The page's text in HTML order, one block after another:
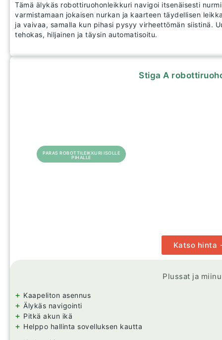
Tämä älykäs robottiruohonleikkuri navigoi itsenäisesti
varmistamaan jokaisen nurkan ja kaarteen täydellisen
ja vaivaa, samalla kun pihasi pysyy virheettömän siistinä.
tehokas, hiljainen ja täysin automatisoitu.
Stiga A
PARAS ROBOTTILEIKKURI ISOLLE
PIHALLE
Katso hinta
Plussat ja
+ Kaapeliton asennus
+ Älykäs navigointi
+ Pitkä akun ikä
+ Helppo hallinta sovelluksen kautta